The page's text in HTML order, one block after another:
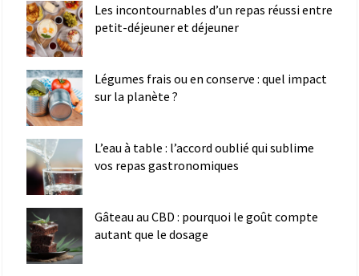
Les incontournables d’un repas réussi entre
petit-déjeuner et déjeuner
Légumes frais ou en conserve : quel impact
sur la planète ?
L’eau à table : l’accord oublié qui sublime
vos repas gastronomiques
Gâteau au CBD : pourquoi le goût compte
autant que le dosage